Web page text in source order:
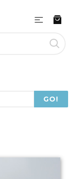
GO!